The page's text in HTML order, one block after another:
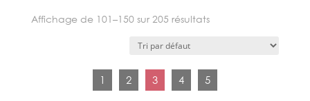
Créations
Affichage de 101–150 sur 205 résultats
1 2 3 4 5